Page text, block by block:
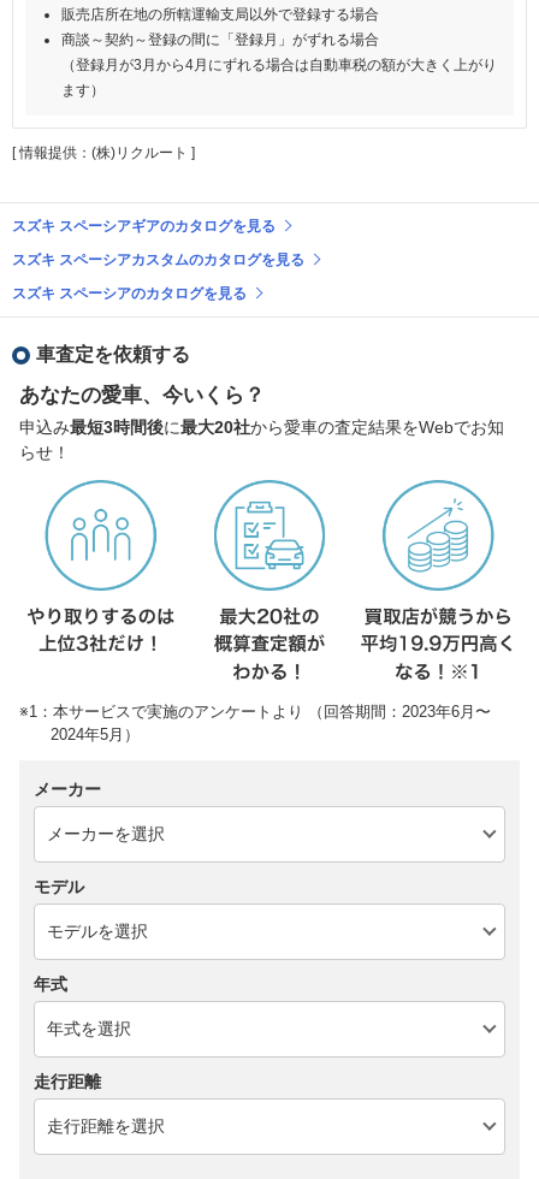
販売店所在地の所轄運輸支局以外で登録する場合
商談～契約～登録の間に「登録月」がずれる場合
（登録月が3月から4月にずれる場合は自動車税の額が大きく上がり
ます）
[ 情報提供：(株)リクルート ]
スズキ スペーシアギアのカタログを見る
スズキ スペーシアカスタムのカタログを見る
スズキ スペーシアのカタログを見る
車査定を依頼する
あなたの愛車、今いくら？
申込み最短3時間後に最大20社から愛車の査定結果をWebでお知
らせ！
※1：本サービスで実施のアンケートより （回答期間：2023年6月〜
2024年5月）
メーカー
モデル
年式
走行距離